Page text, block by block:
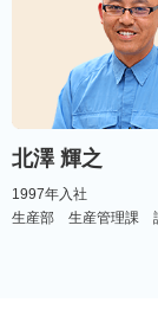
北澤 輝之
1997年入社
生産部 生産管理課